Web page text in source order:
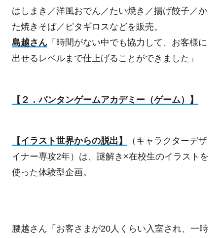
はしまき／洋風おでん／たい焼き／揚げ餃子／か
た焼きそば／ピタギロスなどを販売。
島越さん「時間がない中でも協力して、お客様に
出せるレベルまで仕上げることができました」
【２．バンタンゲームアカデミー（ゲーム）】
【イラスト世界からの脱出】
（キャラクターデザ
イナー専攻2年）は、謎解き×在校生のイラストを
使った体験型企画。
腰越さん「お客さまが20人くらい入室され、一時